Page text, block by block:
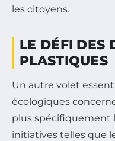
les citoyens.
LE DÉFI DES
PLASTIQUES
Un autre volet
écologiques
plus spécifiquement
initiatives telles que